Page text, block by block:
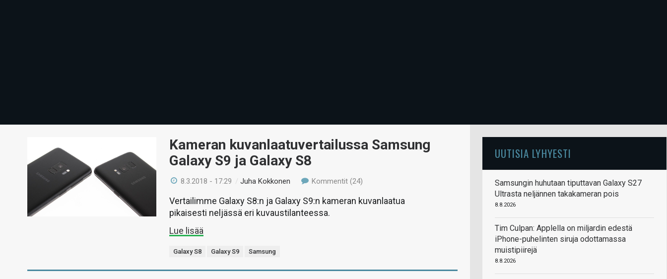
Kameran kuvanlaatuvertailussa Samsung
Galaxy S9 ja Galaxy S8
8.3.2018 - 17:29 /Juha Kokkonen Kommentit (24)
Vertailimme Galaxy S8:n ja Galaxy S9:n kameran kuvanlaatua
pikaisesti neljässä eri kuvaustilanteessa.
Lue lisää
Galaxy S8 Galaxy S9 Samsung
UUTISIA LYHYESTI
Samsungin huhutaan tiputtavan Galaxy S27
Ultrasta neljännen takakameran pois
8.8.2026
Tim Culpan: Applella on miljardin edestä
iPhone-puhelinten siruja odottamassa
muistipiirejä
8.8.2026